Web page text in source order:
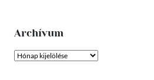
Archívum
Archívum